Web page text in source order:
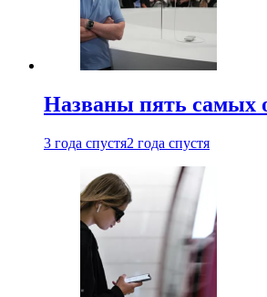
Названы пять самых
3 года спустя2 года спустя